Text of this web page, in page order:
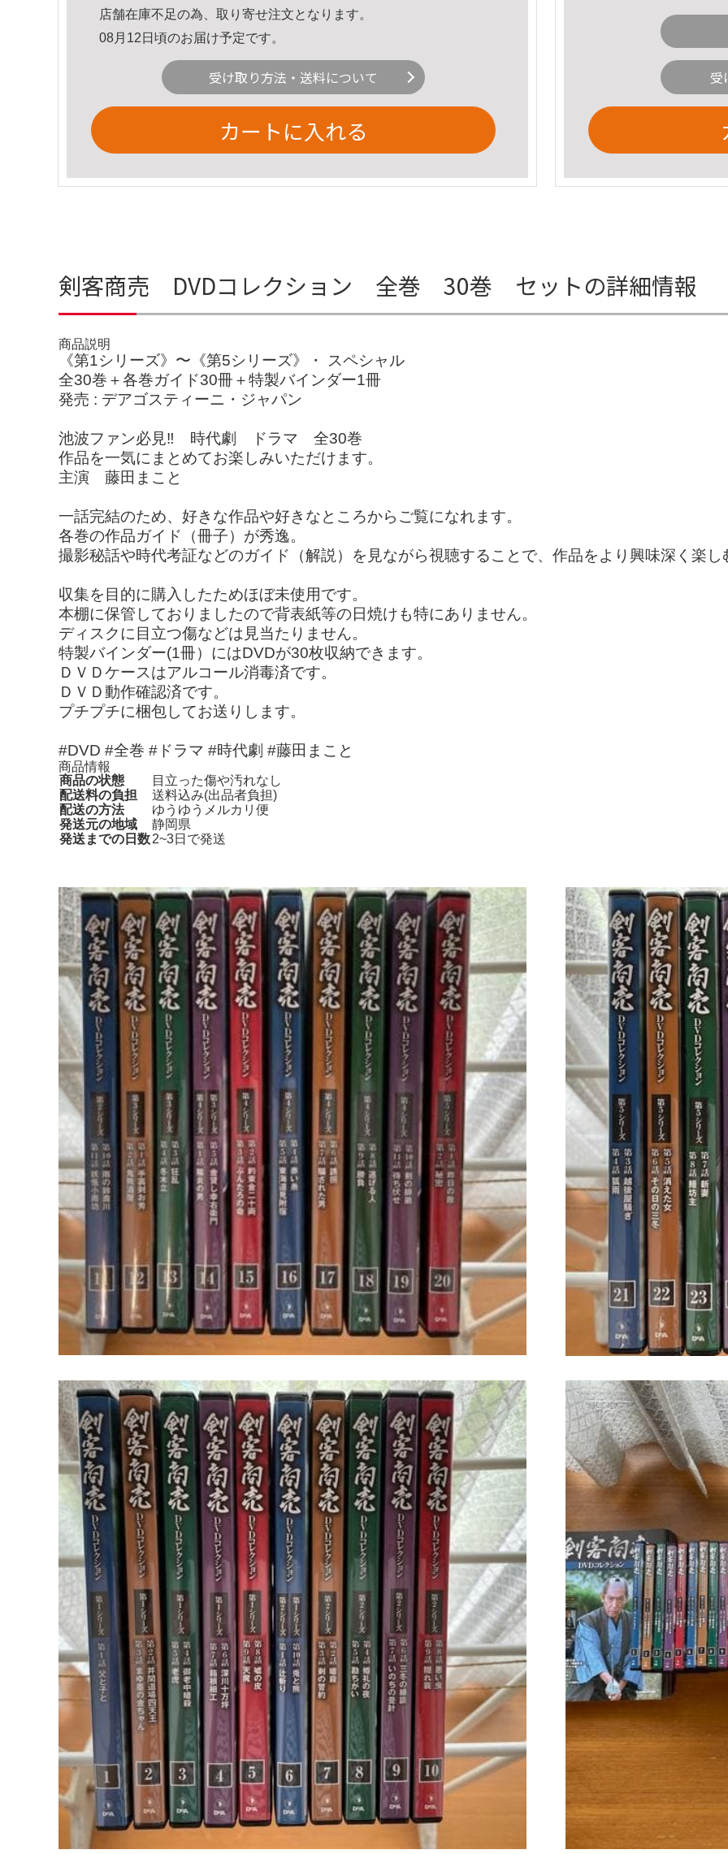
店舗在庫不足の為、取り寄せ注文となります。
08月12日頃のお届け予定です。
受け取り方法・送料について
カートに入れる
受
剣客商売 DVDコレクション 全巻 30巻 セットの詳細情報
商品説明
《第1シリーズ》〜《第5シリーズ》・ スペシャル
全30巻＋各巻ガイド30冊＋特製バインダー1冊
発売 : デアゴスティーニ・ジャパン
池波ファン必見‼︎ 時代劇 ドラマ 全30巻
作品を一気にまとめてお楽しみいただけます。
主演 藤田まこと
一話完結のため、好きな作品や好きなところからご覧になれます。
各巻の作品ガイド（冊子）が秀逸。
撮影秘話や時代考証などのガイド（解説）を見ながら視聴することで、作品をより興味深く楽し
収集を目的に購入したためほぼ未使用です。
本棚に保管しておりましたので背表紙等の日焼けも特にありません。
ディスクに目立つ傷などは見当たりません。
特製バインダー(1冊）にはDVDが30枚収納できます。
ＤＶＤケースはアルコール消毒済です。
ＤＶＤ動作確認済です。
プチプチに梱包してお送りします。
#DVD #全巻 #ドラマ #時代劇 #藤田まこと
商品情報
商品の状態
目立った傷や汚れなし
配送料の負担
送料込み(出品者負担)
配送の方法
ゆうゆうメルカリ便
発送元の地域
静岡県
発送までの日数2~3日で発送